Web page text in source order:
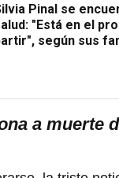
Pinal se
"Está en el
según sus
a muerte